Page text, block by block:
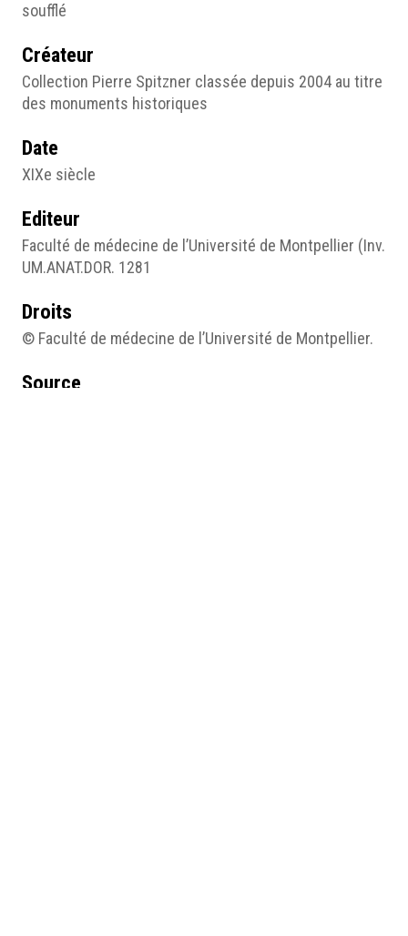
soufflé
Créateur
Collection Pierre Spitzner classée depuis 2004 au titre
des monuments historiques
Date
XIXe siècle
Editeur
Faculté de médecine de l’Université de Montpellier (Inv.
UM.ANAT.DOR. 1281
Droits
© Faculté de médecine de l’Université de Montpellier.
Source